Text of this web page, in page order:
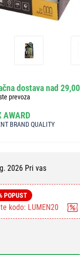
dostava nad
prevoza
AWARD
BRAND QUALITY
2026 Pri vas
POPUST
kodo: LUMEN20